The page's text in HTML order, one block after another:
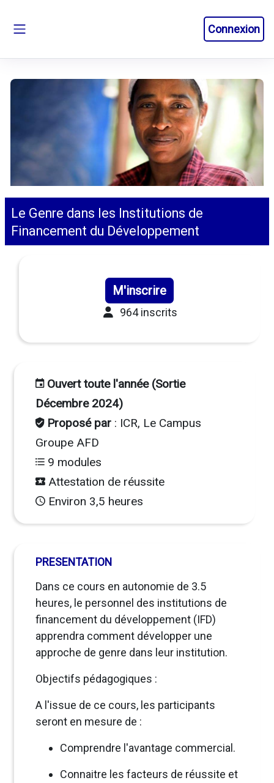
Connexion
Le Genre dans les Institutions de
Financement du Développement
Ouvert toute l'année (Sortie
Décembre 2024)
Proposé par : ICR, Le Campus
Groupe AFD
9 modules
Attestation de réussite
Environ 3,5 heures
M'inscrire
964 inscrits
PRESENTATION
Dans ce cours en autonomie de 3.5
heures, le personnel des institutions de
financement du développement (IFD)
apprendra comment développer une
approche de genre dans leur institution.
Objectifs pédagogiques :
A l'issue de ce cours, les participants
seront en mesure de :
Comprendre l'avantage commercial.
Connaitre les facteurs de réussite et